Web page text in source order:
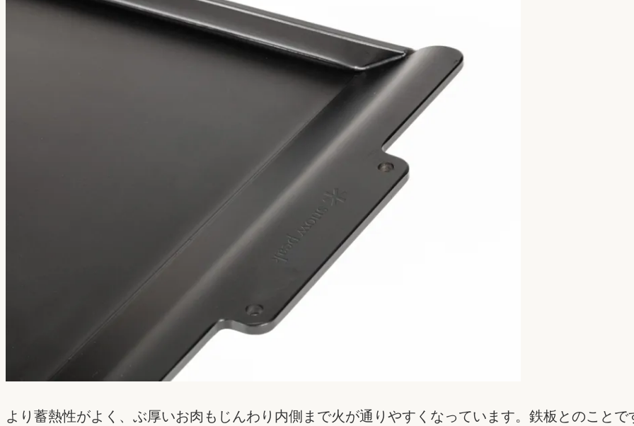
より蓄熱性がよく、ぶ厚いお肉もじんわり内側まで火が通りやすくなっています。鉄板とのこと